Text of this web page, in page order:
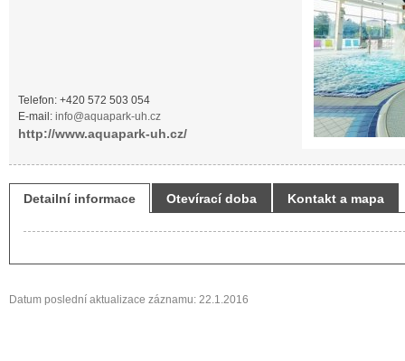
Telefon: +420 572 503 054
E-mail: info@aquapark-uh.cz
http://www.aquapark-uh.cz/
Detailní informace Otevírací doba Kontakt a mapa
Datum poslední aktualizace záznamu: 22.1.2016